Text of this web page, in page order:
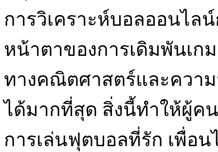
การวิเคราะห์บอลออนไล
หน้าตาของการเดิมพันเก
ทางคณิตศาสตร์และควา
ได้มากที่สุด สิ่งนี้ทำให้ผู้ค
การเล่นฟุตบอลที่รัก เพื่อ